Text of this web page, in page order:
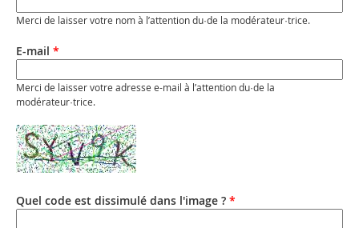
Merci de laisser votre nom à l’attention du·de la modérateur·trice.
E-mail *
Merci de laisser votre adresse e-mail à l’attention du·de la
modérateur·trice.
Quel code est dissimulé dans l'image ? *